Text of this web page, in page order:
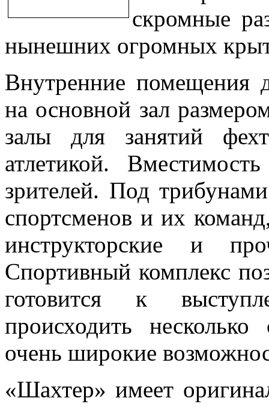
скромные
нынешних огромных
Внутренние помещения
на основной зал
залы для занятий
атлетикой.
зрителей. Под
спортсменов и их
инструкторские и
Спортивный комплекс
готовится к
происходить
очень широкие
«Шахтер» имеет